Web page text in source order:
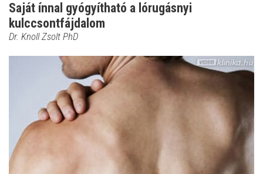
Saját ínnal gyógyítható a lórugásnyi
kulccsontfájdalom
Dr. Knoll Zsolt PhD